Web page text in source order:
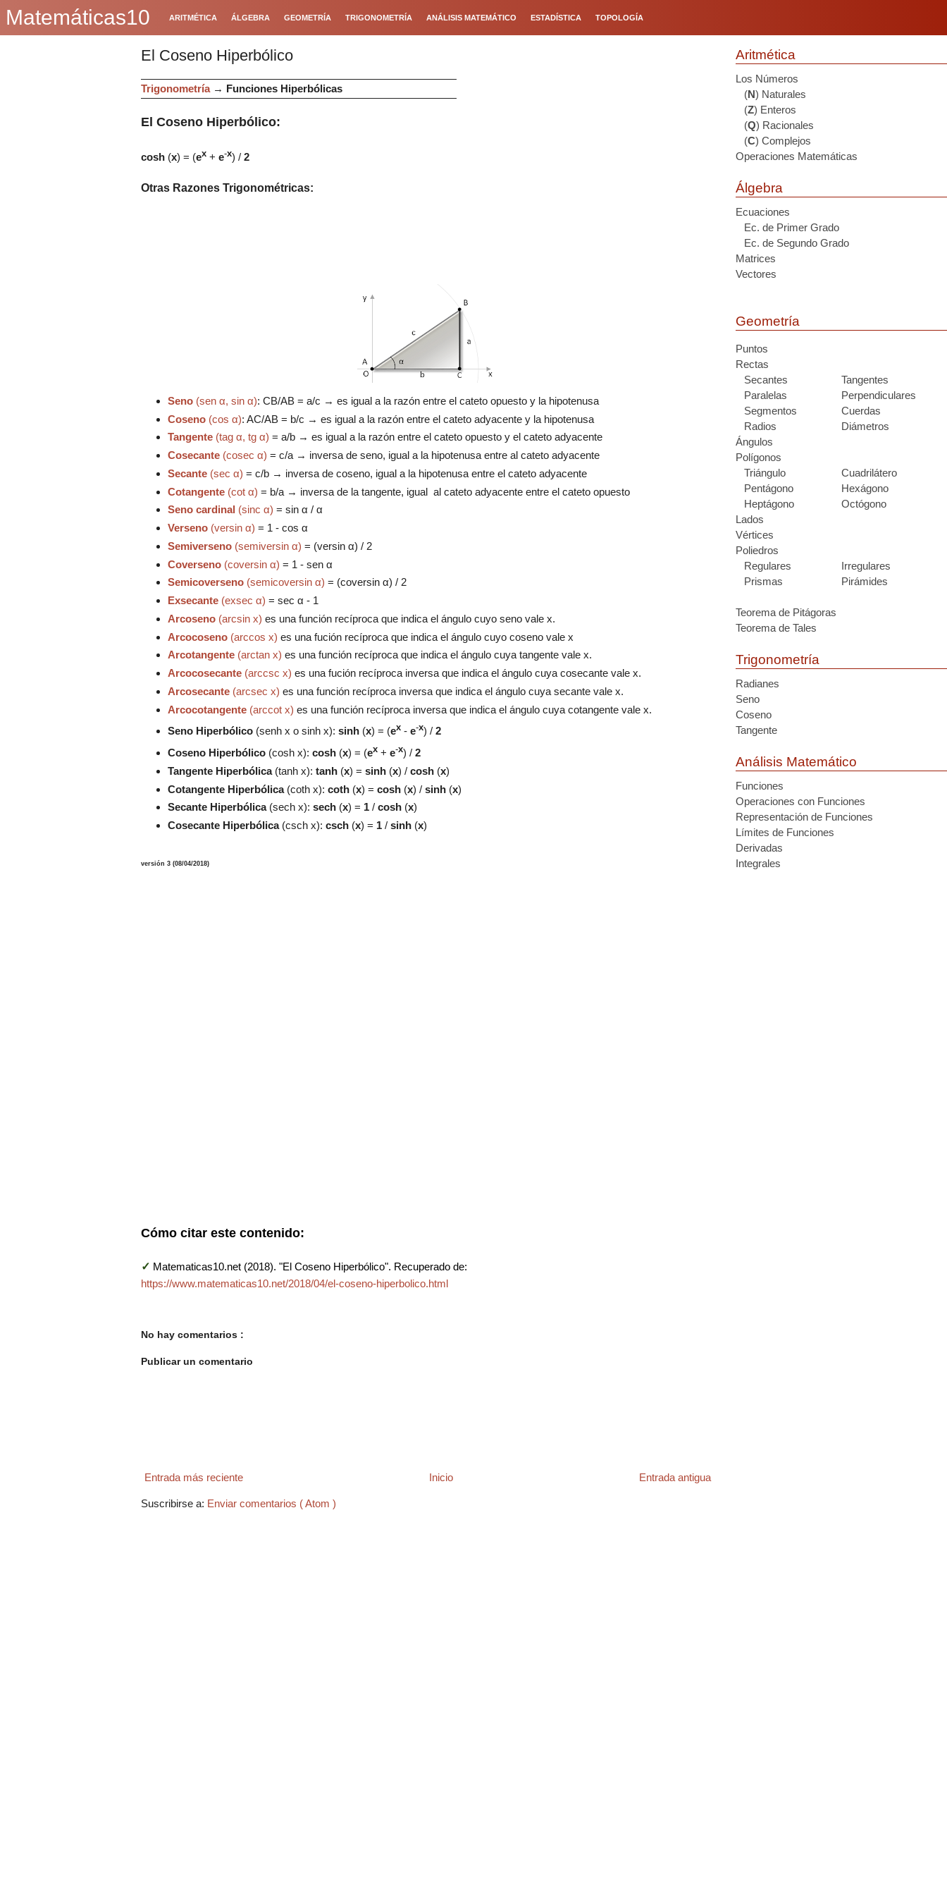
Matemáticas10 ARITMÉTICA ÁLGEBRA GEOMETRÍA TRIGONOMETRÍA ANÁLISIS MATEMÁTICO ESTADÍSTICA TOPOLOGÍA
El Coseno Hiperbólico
Trigonometría → Funciones Hiperbólicas
El Coseno Hiperbólico:
cosh (x) = (ex + e-x) / 2
Otras Razones Trigonométricas:
Seno (sen α, sin α): CB/AB = a/c → es igual a la razón entre el cateto opuesto y la hipotenusa
Coseno (cos α): AC/AB = b/c → es igual a la razón entre el cateto adyacente y la hipotenusa
Tangente (tag α, tg α) = a/b → es igual a la razón entre el cateto opuesto y el cateto adyacente
Cosecante (cosec α) = c/a → inversa de seno, igual a la hipotenusa entre al cateto adyacente
Secante (sec α) = c/b → inversa de coseno, igual a la hipotenusa entre el cateto adyacente
Cotangente (cot α) = b/a → inversa de la tangente, igual al cateto adyacente entre el cateto opuesto
Seno cardinal (sinc α) = sin α / α
Verseno (versin α) = 1 - cos α
Semiverseno (semiversin α) = (versin α) / 2
Coverseno(coversin α) = 1 - sen α
Semicoverseno (semicoversin α) = (coversin α) / 2
Exsecante (exsec α) = sec α - 1
Arcoseno (arcsin x) es una función recíproca que indica el ángulo cuyo seno vale x.
Arcocoseno (arccos x) es una fución recíproca que indica el ángulo cuyo coseno vale x
Arcotangente (arctan x) es una función recíproca que indica el ángulo cuya tangente vale x.
Arcocosecante (arccsc x) es una fución recíproca inversa que indica el ángulo cuya cosecante vale x.
Arcosecante (arcsec x) es una función recíproca inversa que indica el ángulo cuya secante vale x.
Arcocotangente (arccot x) es una función recíproca inversa que indica el ángulo cuya cotangente vale x.
Seno Hiperbólico (senh x o sinh x): sinh (x) = (ex - e-x) / 2
Coseno Hiperbólico (cosh x): cosh (x) = (ex + e-x) / 2
Tangente Hiperbólica (tanh x): tanh (x) = sinh (x) /cosh (x)
Cotangente Hiperbólica (coth x): coth (x) = cosh (x) /sinh (x)
Secante Hiperbólica (sech x): sech (x) = 1 /cosh (x)
Cosecante Hiperbólica (csch x): csch (x) = 1 /sinh (x)
versión 3 (08/04/2018)
Cómo citar este contenido:
✓ Matematicas10.net (2018). "El Coseno Hiperbólico". Recuperado de:
https://www.matematicas10.net/2018/04/el-coseno-hiperbolico.html
No hay comentarios :
Publicar un comentario
Entrada más reciente Entrada antigua
Inicio
Suscribirse a: Enviar comentarios ( Atom )
Aritmética
Los Números
(N) Naturales
(Z) Enteros
(Q) Racionales
(C) Complejos
Operaciones Matemáticas
Álgebra
Ecuaciones
Ec. de Primer Grado
Ec. de Segundo Grado
Matrices
Vectores
Geometría
Puntos
Rectas
Secantes
Tangentes
Paralelas
Perpendiculares
Segmentos
Cuerdas
Radios
Diámetros
Ángulos
Polígonos
Triángulo
Cuadrilátero
Pentágono
Hexágono
Heptágono
Octógono
Lados
Vértices
Poliedros
Regulares
Irregulares
Prismas
Pirámides
Teorema de Pitágoras
Teorema de Tales
Trigonometría
Radianes
Seno
Coseno
Tangente
Análisis Matemático
Funciones
Operaciones con Funciones
Representación de Funciones
Límites de Funciones
Derivadas
Integrales